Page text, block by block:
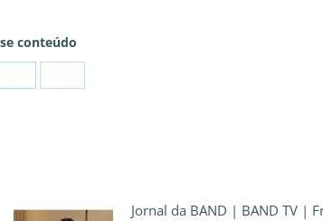
conteúdo
Jornal da BAND | BAND TV |